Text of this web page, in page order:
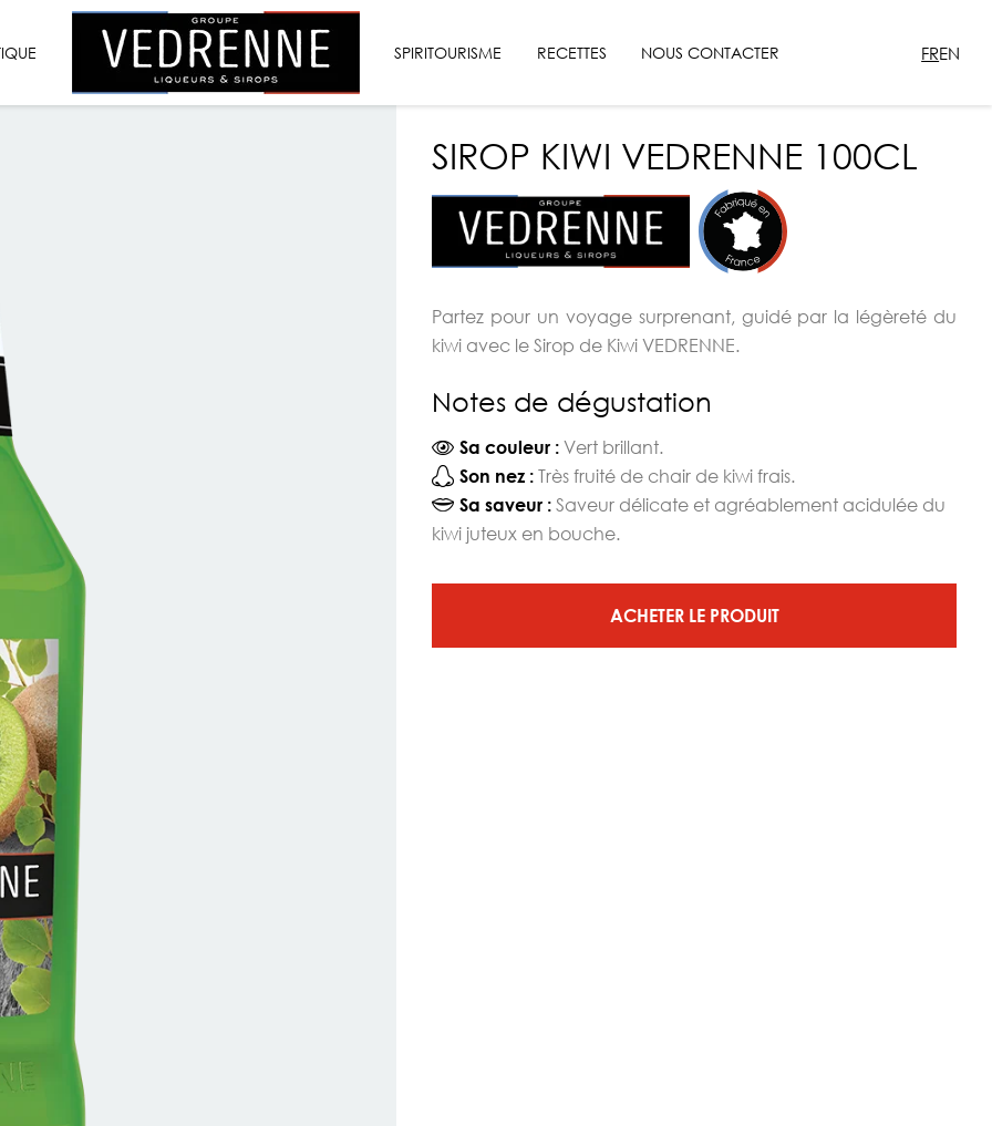
LIQUEURS
SIROPS
SPIRITOURISME RECETTES NOUS CONTACTER FREN
SIROP KIWI VEDRENNE 100CL
Partez pour un voyage surprenant, guidé par la légèreté du
kiwi avec le Sirop de Kiwi VEDRENNE.
Notes de dégustation
Sa couleur : Vert brillant.
Son nez : Très fruité de chair de kiwi frais.
Sa saveur : Saveur délicate et agréablement acidulée du
kiwi juteux en bouche.
ACHETER LE PRODUIT